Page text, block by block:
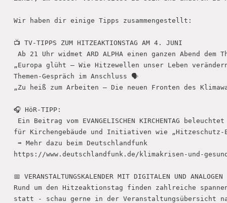
Wir haben dir einige Tipps zusammengestellt:
📺 TV-TIPPS ZUM HITZEAKTIONSTAG AM 4. JUNI
Ab 21 Uhr widmet ARD ALPHA einen ganzen Abend dem
„Europa glüht – Wie Hitzewellen unser Leben
Themen-Gespräch im Anschluss 🗣
„Zu heiß zum Arbeiten – Die neuen Fronten des
🎧 HöR-TIPP:
Ein Beitrag vom EVANGELISCHEN KIRCHENTAG
für Kirchengebäude und Initiativen wie „Hitzeschutz-
➡️ Mehr dazu beim Deutschlandfunk
https://www.deutschlandfunk.de/klimakrisen-und-
📅 VERANSTALTUNGSKALENDER MIT DIGITALEN UND ANALOGEN
Rund um den Hitzeaktionstag finden zahlreiche
statt - schau gerne in der Veranstaltungsübersicht